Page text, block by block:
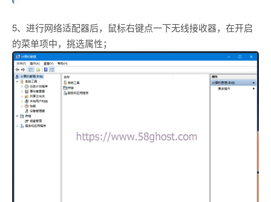
5、进行网络适配器后，鼠标右键点一下无线接收器，在开启
的菜单项中，挑选属性；